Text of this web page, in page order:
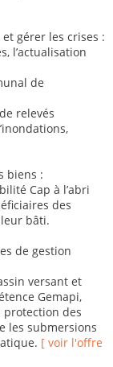
gérer les crises :
l’actualisation
de
relevés
biens :
Cap à l’abri
des
bâti.
de gestion
versant et
Gemapi,
des
les submersions
[ voir l'offre